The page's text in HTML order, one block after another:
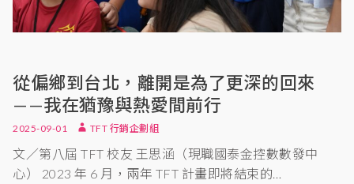
從偏鄉到台北，離開是為了更深的回來
——我在猶豫與熱愛間前行
2025-09-01 TFT 行銷企劃組
文／第八屆 TFT 校友 王思涵（現職國泰金控數數發中
心） 2023 年 6 月，兩年 TFT 計畫即將結束的…